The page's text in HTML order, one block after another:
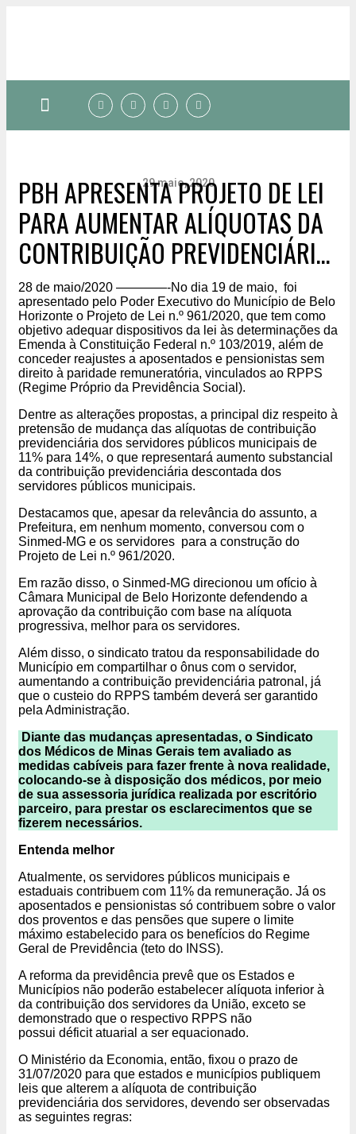
29 maio, 2020
PBH APRESENTA PROJETO DE LEI
PARA AUMENTAR ALÍQUOTAS DA
CONTRIBUIÇÃO PREVIDENCIÁRIA,
SEM OUVIR SINDICATOS E
SERVIDORES. SINMED-MG
OFICIOU O MUNICÍPIO E DEFENDE
ALÍQUOTA PROGRESSIVA
28 de maio/2020 ————-No dia 19 de maio, foi
apresentado pelo Poder Executivo do Município de Belo
Horizonte o Projeto de Lei n.º 961/2020, que tem como
objetivo adequar dispositivos da lei às determinações da
Emenda à Constituição Federal n.º 103/2019, além de
conceder reajustes a aposentados e pensionistas sem
direito à paridade remuneratória, vinculados ao RPPS
(Regime Próprio da Previdência Social).
Dentre as alterações propostas, a principal diz respeito à
pretensão de mudança das alíquotas de contribuição
previdenciária dos servidores públicos municipais de
11% para 14%, o que representará aumento substancial
da contribuição previdenciária descontada dos
servidores públicos municipais.
Destacamos que, apesar da relevância do assunto, a
Prefeitura, em nenhum momento, conversou com o
Sinmed-MG e os servidores para a construção do
Projeto de Lei n.º 961/2020.
Em razão disso, o Sinmed-MG direcionou um ofício à
Câmara Municipal de Belo Horizonte defendendo a
aprovação da contribuição com base na alíquota
progressiva, melhor para os servidores.
Além disso, o sindicato tratou da responsabilidade do
Município em compartilhar o ônus com o servidor,
aumentando a contribuição previdenciária patronal, já
que o custeio do RPPS também deverá ser garantido
pela Administração.
Diante das mudanças apresentadas, o Sindicato
dos Médicos de Minas Gerais tem avaliado as
medidas cabíveis para fazer frente à nova realidade,
colocando-se à disposição dos médicos, por meio
de sua assessoria jurídica realizada por escritório
parceiro, para prestar os esclarecimentos que se
fizerem necessários.
Entenda melhor
Atualmente, os servidores públicos municipais e
estaduais contribuem com 11% da remuneração. Já os
aposentados e pensionistas só contribuem sobre o valor
dos proventos e das pensões que supere o limite
máximo estabelecido para os benefícios do Regime
Geral de Previdência (teto do INSS).
A reforma da previdência prevê que os Estados e
Municípios não poderão estabelecer alíquota inferior à
da contribuição dos servidores da União, exceto se
demonstrado que o respectivo RPPS não
possui déficit atuarial a ser equacionado.
O Ministério da Economia, então, fixou o prazo de
31/07/2020 para que estados e municípios publiquem
leis que alterem a alíquota de contribuição
previdenciária dos servidores, devendo ser observadas
as seguintes regras: